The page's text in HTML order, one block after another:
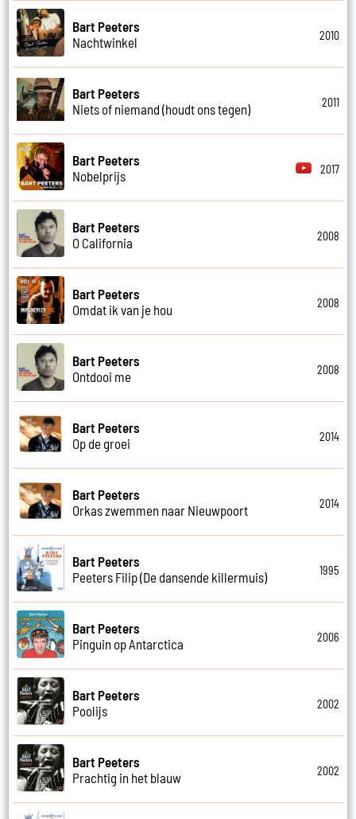
Bart Peeters
Nachtwinkel
2010
Bart Peeters
Niets of niemand (houdt ons tegen)
2011
Bart Peeters
Nobelprijs
2017
Bart Peeters
O California
2008
Bart Peeters
Omdat ik van je hou
2008
Bart Peeters
Ontdooi me
2008
Bart Peeters
Op de groei
2014
Bart Peeters
Orkas zwemmen naar Nieuwpoort
2014
Bart Peeters
Peeters Filip (De dansende killermuis)
1995
Bart Peeters
Pinguin op Antarctica
2006
Bart Peeters
Poolijs
2002
Bart Peeters
Prachtig in het blauw
2002